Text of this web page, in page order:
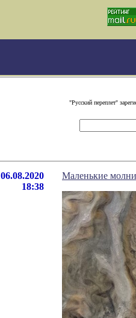
"Русский переплет"
06.08.2020
18:38
Маленькие